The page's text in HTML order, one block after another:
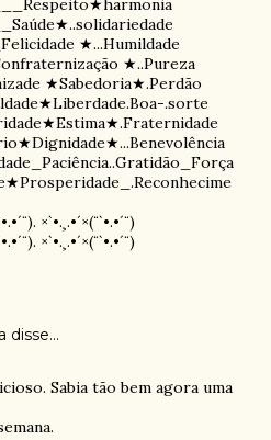
★...Humildade
★..Pureza
★Sabedoria★.Perdão
.sorte
×`•.¸.•´×(¨`•.•´¨)
×`•.¸.•´×(¨`•.•´¨)
disse…
Sabia tão bem agora uma